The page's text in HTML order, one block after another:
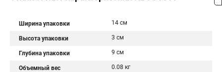
Ширина упаковки 14 см
Высота упаковки 3 см
Глубина упаковки 9 см
Объемный вес 0.08 кг